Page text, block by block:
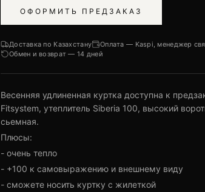
ОФОРМИТЬ ПРЕДЗАКАЗ
Доставка по Казахстану
Оплата — Kaspi, менеджер
Обмен и возврат — 14 дней
Весенняя удлиненная куртка доступна к
Fitsystem, утеплитель Siberia 100, высокий
сьемная.
Плюсы:
- очень тепло
- +100 к самовыражению и внешнему виду
- сможете носить куртку с жилеткой